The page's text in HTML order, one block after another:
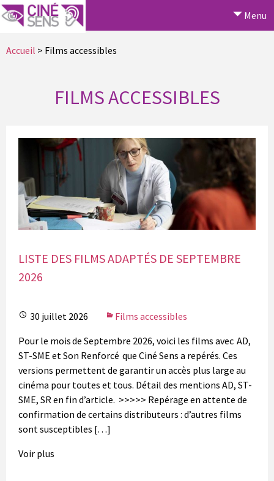
Menu
Accueil > Films accessibles
FILMS ACCESSIBLES
LISTE DES FILMS ADAPTÉS DE SEPTEMBRE
2026
30 juillet 2026
Films accessibles
Pour le mois de Septembre 2026, voici les films avec AD,
ST-SME et Son Renforcé que Ciné Sens a repérés. Ces
versions permettent de garantir un accès plus large au
cinéma pour toutes et tous. Détail des mentions AD, ST-
SME, SR en fin d’article. >>>>> Repérage en attente de
confirmation de certains distributeurs : d’autres films
sont susceptibles […]
Voir plus